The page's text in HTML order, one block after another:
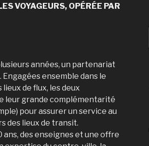
VOYAGEURS, OPÉRÉE PAR
années, un partenariat
ensemble dans le
de flux, les deux
leur grande complémentarité
pour assurer un service au
des lieux de transit.
ans, des enseignes et une offre